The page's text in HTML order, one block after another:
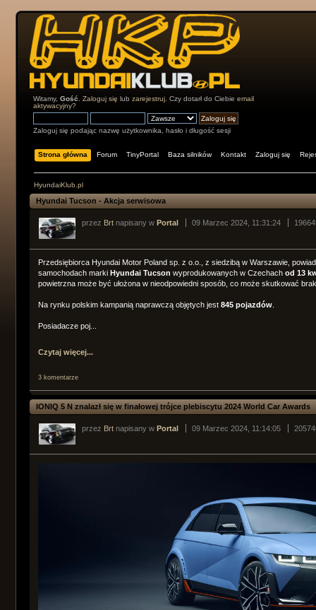
Witamy,Gość .Zaloguj się lubzarejestruj . Czy dotarł do Ciebieemail
aktywacyjny?
Zaloguj się podając nazwę użytkownika, hasło i długość sesji
Strona główna Forum TinyPortal Baza silników Kontakt Zaloguj się
HyundaiKlub.pl
Hyundai Tucson - Akcja serwisowa
przez Brt napisany w Portal 09 Marzec 2024, 11:31:24
Przedsiębiorca Hyundai Motor Poland sp. z o.o., z siedzibą w Warszawie,
samochodach marki Hyundai Tucson wyprodukowanych w Czechach od 13
powietrzna może być ułożona w nieodpowiedni sposób, co może skutkować
Na rynku polskim kampanią naprawczą objętych jest 845 pojazdów.
Posiadacze poj...
Czytaj więcej...
3 komentarze
IONIQ 5 N znalazł się w finałowej trójce plebiscytu 2024 World Car Awards
przez Brt napisany w Portal 09 Marzec 2024, 11:14:05